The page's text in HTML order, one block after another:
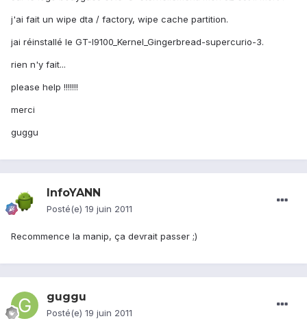
j'ai fait un wipe dta / factory, wipe cache partition.
jai réinstallé le GT-I9100_Kernel_Gingerbread-supercurio-3.
rien n'y fait...
please help !!!!!!!
merci
guggu
InfoYANN
Posté(e) 19 juin 2011
Recommence la manip, ça devrait passer ;)
guggu
Posté(e) 19 juin 2011